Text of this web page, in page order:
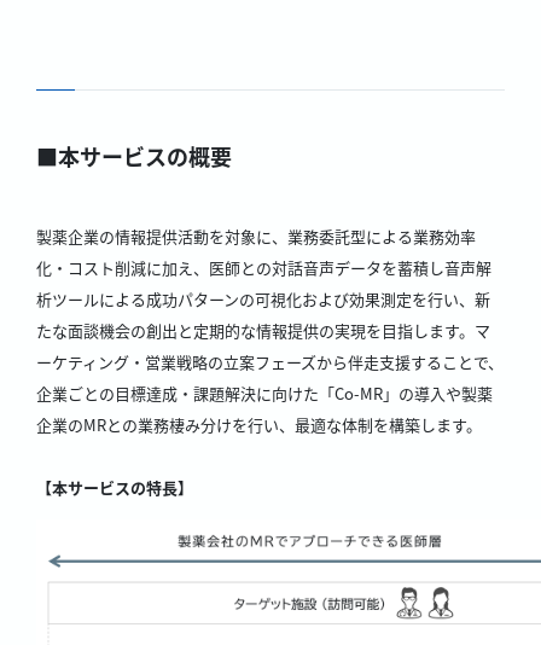
■本サービスの概要
製薬企業の情報提供活動を対象に、業務委託型による業務効率
化・コスト削減に加え、医師との対話音声データを蓄積し音声解
析ツールによる成功パターンの可視化および効果測定を行い、新
たな面談機会の創出と定期的な情報提供の実現を目指します。マ
ーケティング・営業戦略の立案フェーズから伴走支援することで、
企業ごとの目標達成・課題解決に向けた「Co-MR」の導入や製薬
企業のMRとの業務棲み分けを行い、最適な体制を構築します。
【本サービスの特長】